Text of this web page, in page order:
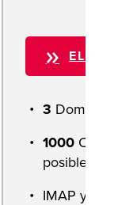
3
1000
posibles
IMAP y